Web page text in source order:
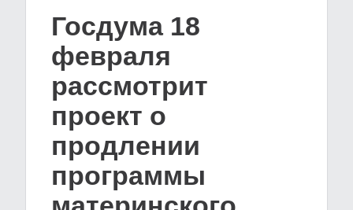
Госдума 18
февраля
рассмотрит
проект о
продлении
программы